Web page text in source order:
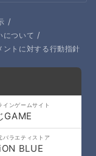
/
について /
ントに対する行動指針
インゲームサイト
GAME
バラエティストア
BLUE